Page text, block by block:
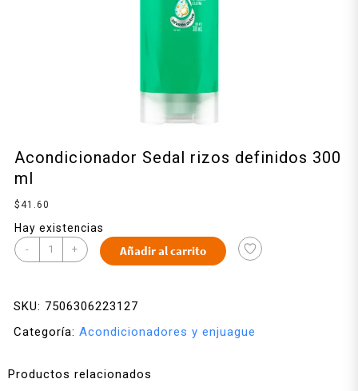
Acondicionador Sedal rizos definidos 300
ml
$ 41.60
Hay existencias
- + Añadir al carrito
SKU: 7506306223127
Categoría: Acondicionadores y enjuague
Productos relacionados